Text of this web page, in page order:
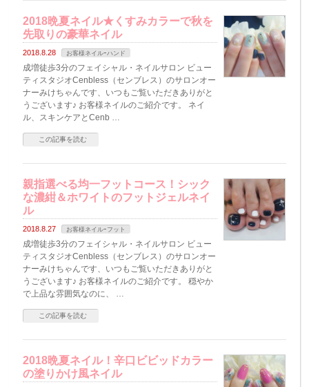
2018晩夏ネイル★くすみカラーで秋を
先取りの豪華ネイル
2018.8.28 お客様ネイルｰハンド
成増徒歩3分のフェイシャル・ネイルサロン ビュー
ティスタジオCenbless（センブレス）のサロンオー
ナーみけちゃんです、いつもご覧いただきありがと
うございます♪ お客様ネイルのご紹介です。 ネイ
ル、スキンケアとCenb …
この記事を読む
親指選べる均一フットコース！シック
な濃紺＆ホワイトのフットジェルネイ
ル
2018.8.27 お客様ネイルｰフット
成増徒歩3分のフェイシャル・ネイルサロン ビュー
ティスタジオCenbless（センブレス）のサロンオー
ナーみけちゃんです、いつもご覧いただきありがと
うございます♪ お客様ネイルのご紹介です。 穏やか
で上品な雰囲気なのに、 …
この記事を読む
2018晩夏ネイル！辛口ビビッドカラー
の塗りかけ風ネイル